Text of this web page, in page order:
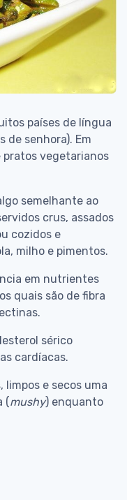
países de língua
de senhora). Em
vegetarianos
semelhante ao
crus, assados
cozidos e
milho e pimentos.
em nutrientes
quais são de fibra
sérico
cardíacas.
limpos e secos uma
(mushy) enquanto